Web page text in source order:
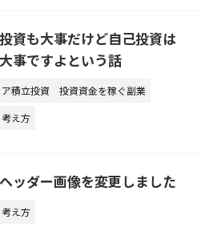
資も大事だけど自己投資は
事ですよという話
積立投資
投資資金を稼ぐ副業
え方
ッダー画像を変更しました
え方